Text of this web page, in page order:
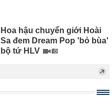
Hoa hậu chuyển giới Hoài
Sa đem Dream Pop 'bỏ bùa'
bộ tứ HLV